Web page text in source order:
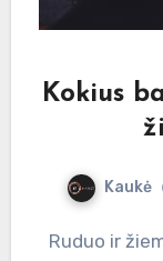
Kokius
Kaukė
Ruduo ir žiema reikalauja specialios avalynės,